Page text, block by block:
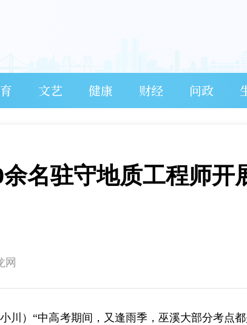
文艺 健康 财经 问政
名驻守地质工程师开
网
川）“中高考期间，又逢雨季，巫溪大部分考点都